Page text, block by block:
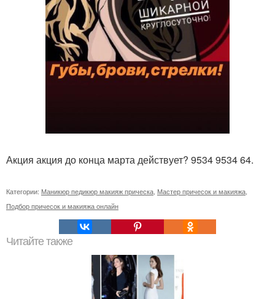
Акция акция до конца марта действует? 9534 9534 64.
Категории: Маникюр педикюр макияж прическа Мастер причесок и макияжа
Подбор причесок и макияжа онлайн
Читайте также